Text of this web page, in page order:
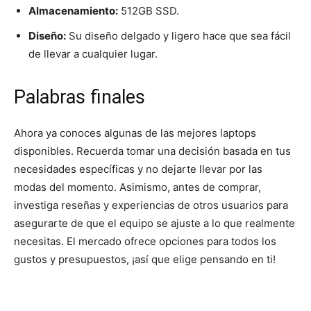
Almacenamiento: 512GB SSD.
Diseño: Su diseño delgado y ligero hace que sea fácil
de llevar a cualquier lugar.
Palabras finales
Ahora ya conoces algunas de las mejores laptops
disponibles. Recuerda tomar una decisión basada en tus
necesidades específicas y no dejarte llevar por las
modas del momento. Asimismo, antes de comprar,
investiga reseñas y experiencias de otros usuarios para
asegurarte de que el equipo se ajuste a lo que realmente
necesitas. El mercado ofrece opciones para todos los
gustos y presupuestos, ¡así que elige pensando en ti!